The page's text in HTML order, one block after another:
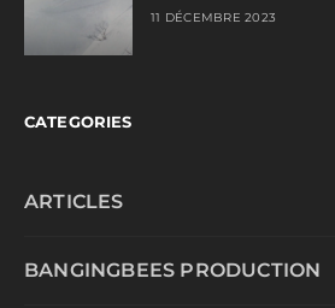
11 DÉCEMBRE 2023
CATEGORIES
ARTICLES
BANGINGBEES PRODUCTION